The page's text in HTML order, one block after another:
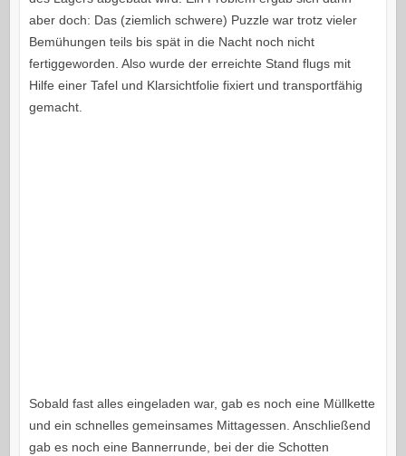
aber doch: Das (ziemlich schwere) Puzzle war trotz vieler
Bemühungen teils bis spät in die Nacht noch nicht
fertiggeworden. Also wurde der erreichte Stand flugs mit
Hilfe einer Tafel und Klarsichtfolie fixiert und transportfähig
gemacht.
Sobald fast alles eingeladen war, gab es noch eine Müllkette
und ein schnelles gemeinsames Mittagessen. Anschließend
gab es noch eine Bannerrunde, bei der die Schotten